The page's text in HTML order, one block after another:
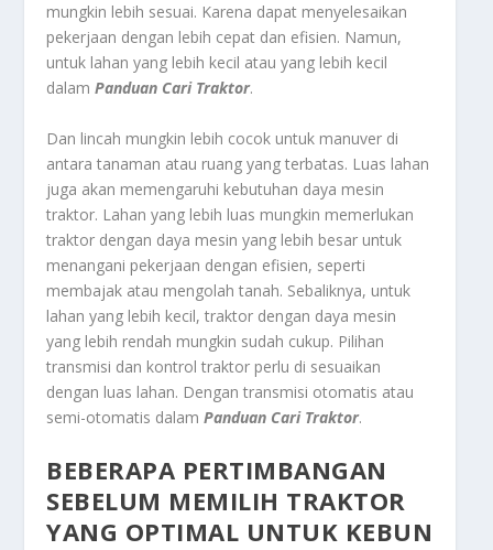
mungkin lebih sesuai. Karena dapat menyelesaikan
pekerjaan dengan lebih cepat dan efisien. Namun,
untuk lahan yang lebih kecil atau yang lebih kecil
dalamPanduan Cari Traktor.
Dan lincah mungkin lebih cocok untuk manuver di
antara tanaman atau ruang yang terbatas. Luas lahan
juga akan memengaruhi kebutuhan daya mesin
traktor. Lahan yang lebih luas mungkin memerlukan
traktor dengan daya mesin yang lebih besar untuk
menangani pekerjaan dengan efisien, seperti
membajak atau mengolah tanah. Sebaliknya, untuk
lahan yang lebih kecil, traktor dengan daya mesin
yang lebih rendah mungkin sudah cukup. Pilihan
transmisi dan kontrol traktor perlu di sesuaikan
dengan luas lahan. Dengan transmisi otomatis atau
semi-otomatis dalamPanduan Cari Traktor.
BEBERAPA PERTIMBANGAN
SEBELUM MEMILIH TRAKTOR
YANG OPTIMAL UNTUK KEBUN